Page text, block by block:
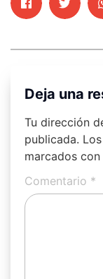
Deja una
Tu dirección
publicada.
marcados con
Comentario *